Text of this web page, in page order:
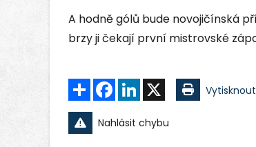
A hodně gólů bude novojičínská
brzy ji čekají první mistrovské
Sdílet FacebookLinkedIn
Nahlásit chybu